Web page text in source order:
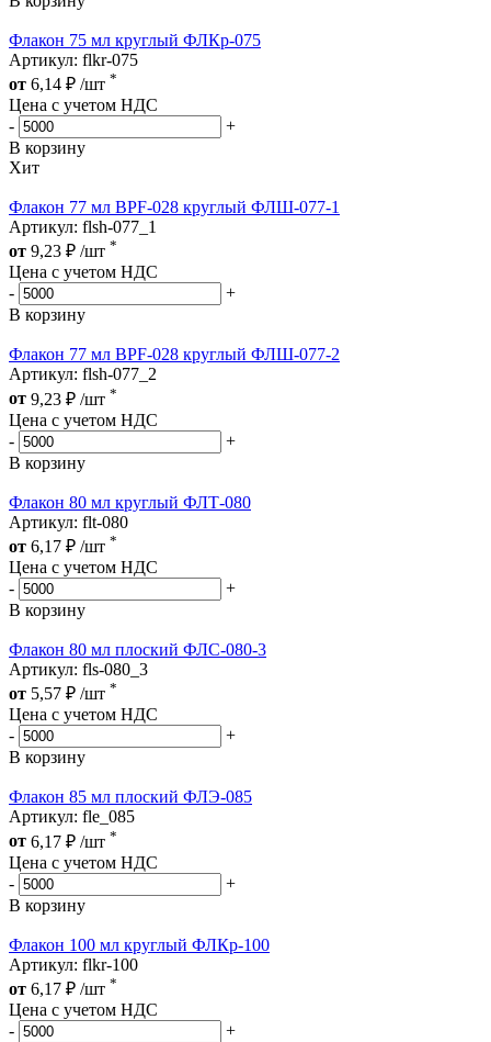
Флакон 75 мл круглый ФЛКр-075
Артикул: flkr-075
от 6,14 ₽ /шт *
Цена с учетом НДС
-
+
В корзину
Хит
Флакон 77 мл BPF-028 круглый ФЛШ-077-1
Артикул: flsh-077_1
от 9,23 ₽ /шт *
Цена с учетом НДС
-
+
В корзину
Флакон 77 мл BPF-028 круглый ФЛШ-077-2
Артикул: flsh-077_2
от 9,23 ₽ /шт *
Цена с учетом НДС
-
+
В корзину
Флакон 80 мл круглый ФЛТ-080
Артикул: flt-080
от 6,17 ₽ /шт *
Цена с учетом НДС
-
+
В корзину
Флакон 80 мл плоский ФЛС-080-3
Артикул: fls-080_3
от 5,57 ₽ /шт *
Цена с учетом НДС
-
+
В корзину
Флакон 85 мл плоский ФЛЭ-085
Артикул: fle_085
от 6,17 ₽ /шт *
Цена с учетом НДС
-
+
В корзину
Флакон 100 мл круглый ФЛКр-100
Артикул: flkr-100
от 6,17 ₽ /шт *
Цена с учетом НДС
-
+